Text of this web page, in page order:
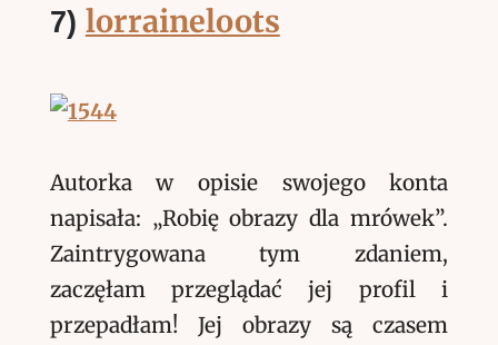
7) lorraineloots
Autorka w opisie swojego konta
napisała: „Robię obrazy dla mrówek”.
Zaintrygowana tym zdaniem,
zaczęłam przeglądać jej profil i
przepadłam! Jej obrazy są czasem